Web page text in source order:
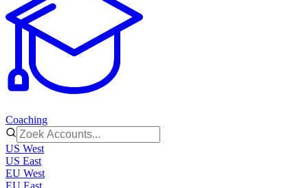
Coaching
US West
US East
EU West